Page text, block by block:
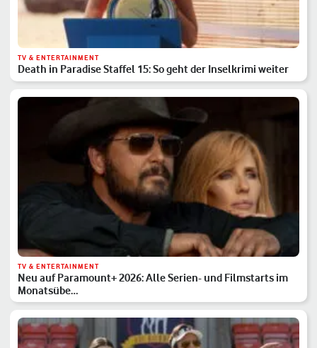
TV & ENTERTAINMENT
Death in Paradise Staffel 15: So geht der Inselkrimi weiter
TV & ENTERTAINMENT
Neu auf Paramount+ 2026: Alle Serien- und Filmstarts im
Monatsübe…